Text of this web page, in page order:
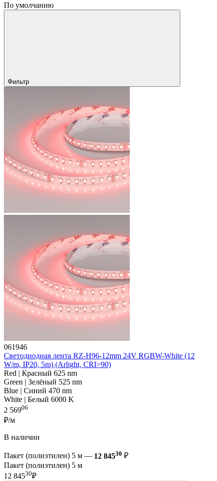
По умолчанию
Фильтр
061946
Светодиодная лента RZ-H96-12mm 24V RGBW-White (12
W/m, IP20, 5m) (Arlight, CRI>90)
Red | Красный 625 nm
Green | Зелёный 525 nm
Blue | Синий 470 nm
White | Белый 6000 K
2 56906
₽/м
В наличии
Пакет (полиэтилен) 5 м — 12 84530 ₽
Пакет (полиэтилен) 5 м
12 84530₽